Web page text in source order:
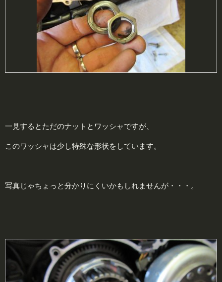
一見するとただのナットとワッシャですが、
このワッシャは少し特殊な形状をしています。
写真じゃちょっと分かりにくいかもしれませんが・・・。